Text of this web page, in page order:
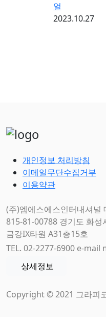
얼
2023.10.27
개인정보 처리방침
이메일무단수집거부
이용약관
(주)엠에스에스인터내셔널
815-81-00788 경기도 화
금강IX타원 A31층15호
TEL. 02-2277-6900 e-
상세정보
Copyright © 2021 그라피